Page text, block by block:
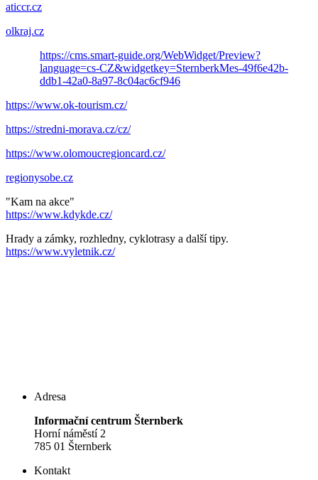
aticcr.cz
olkraj.cz
https://cms.smart-guide.org/WebWidget/Preview?
language=cs-CZ&widgetkey=SternberkMes-49f6e42b-
ddb1-42a0-8a97-8c04ac6cf946
https://www.ok-tourism.cz/
https://stredni-morava.cz/cz/
https://www.olomoucregioncard.cz/
regionysobe.cz
"Kam na akce"
https://www.kdykde.cz/
Hrady a zámky, rozhledny, cyklotrasy a další tipy.
https://www.vyletnik.cz/
Adresa
Informační centrum Šternberk
Horní náměstí 2
785 01 Šternberk
Kontakt